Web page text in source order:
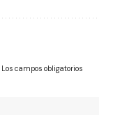
Los campos obligatorios